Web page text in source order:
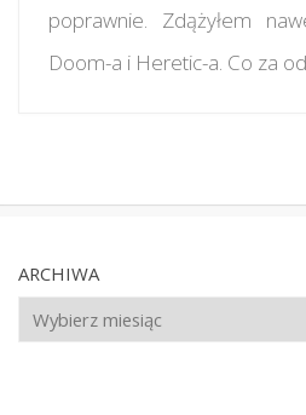
poprawnie. Zdążyłem
Doom-a i Heretic-a. Co za
ARCHIWA
Archiwa